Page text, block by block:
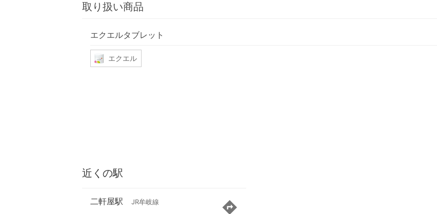
取り扱い商品
エクエルタブレット
エクエル
近くの駅
二軒屋駅 JR牟岐線